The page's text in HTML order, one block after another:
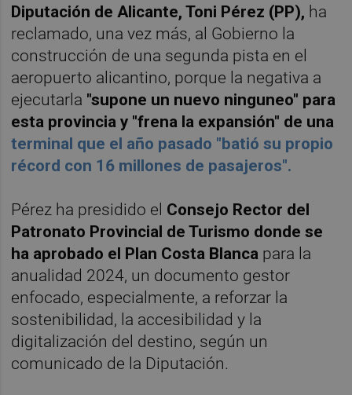
Diputación de Alicante, Toni Pérez (PP), ha
reclamado, una vez más, al Gobierno la
construcción de una segunda pista en el
aeropuerto alicantino, porque la negativa a
ejecutarla "supone un nuevo ninguneo" para
esta provincia y "frena la expansión" de una
terminal que el año pasado "batió su propio
récord con 16 millones de pasajeros".
Pérez ha presidido el Consejo Rector del
Patronato Provincial de Turismo donde se
ha aprobado el Plan Costa Blanca para la
anualidad 2024, un documento gestor
enfocado, especialmente, a reforzar la
sostenibilidad, la accesibilidad y la
digitalización del destino, según un
comunicado de la Diputación.